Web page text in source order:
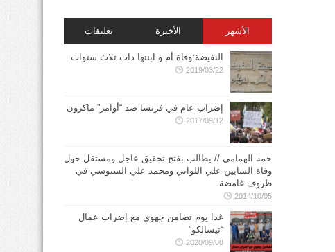
الأشهر الأخيرة تعليقات
النفيضة:وفاة أم و ابنتها ذات ثلاث سنوات
2019/03/22
إضراب عام في فرنسا ضد “أوامر” ماكرون
2017/09/12
حمه الهمامي // يطالب بفتح تحقيق عاجل ومستقل حول
وفاة الشابين علي اللواتي ومحمد علي السنوسي في
ظروف غامضة
2014/10/05
غدا يوم تضامن جهوي مع إضراب عمال
“تيسالكو”
2020/09/08